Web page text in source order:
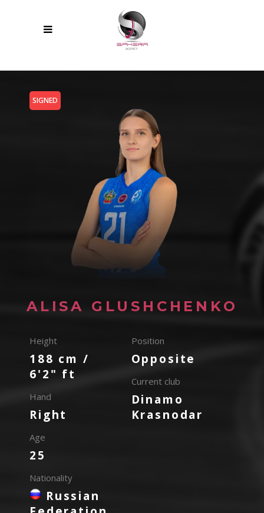
SIGNED
ALISA GLUSHCHENKO
Height
188 cm /
6'2" ft
Hand
Right
Age
25
Nationality
Russian
Position
Opposite
Current club
Dinamo
Krasnodar